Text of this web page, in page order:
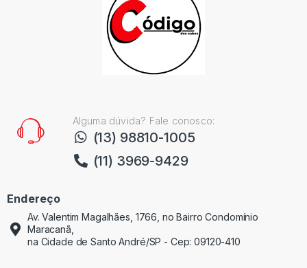
Alguma dúvida? Fale conosco:
(13) 98810-1005
(11) 3969-9429
Endereço
Av. Valentim Magalhães, 1766, no Bairro Condomínio
Maracanã,
na Cidade de Santo André/SP - Cep: 09120-410